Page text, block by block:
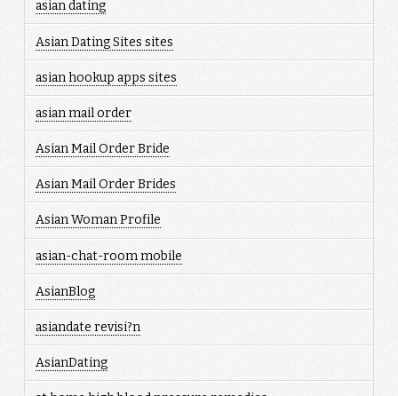
asian dating
Asian Dating Sites sites
asian hookup apps sites
asian mail order
Asian Mail Order Bride
Asian Mail Order Brides
Asian Woman Profile
asian-chat-room mobile
AsianBlog
asiandate revisi?n
AsianDating